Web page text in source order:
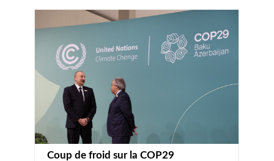
Coup de froid sur la COP29